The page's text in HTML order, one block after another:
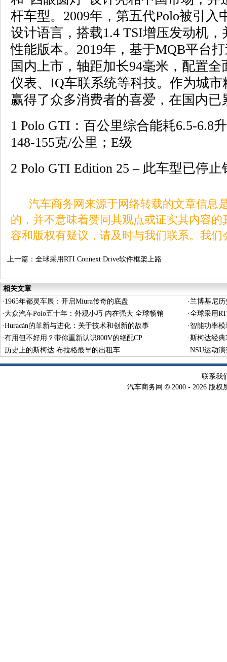
杆车型。2009年，‌第五代Polo被引
设计语言，搭载1.4 TSI增压发动机
性能版本。2019年，基于MQB平台
国内上市，轴距加长94毫米，配置
仪表、IQ车联系统等科技。作为城市
赢得了众多消费者的喜爱，在国内已
1 Polo GTI：百公里综合能耗6.5-6.8
148-155克/公里；E级
2 Polo GTI Edition 25 – 此车型已停止
汽车商务网来源于网络转载的文章信息
的，并不意味着赞同其观点或证实其内容
容和版权有疑议，请及时与我们联系。我
上一篇： 全球采用RTI Connext Drive软件框架上路
相关文章
· 1965年都灵车展：开启Miura传奇的底盘 · 兰博基尼
· 大众汽车Polo五十年：外观小巧 内在强大 全球畅销 ·全球采用
万辆
·Huracán的革新与进化：关于技术和创新的故事 ·智能功率
·有用但不好用？带你重新认识800V的绝配CP ·斯柯达经典
· 历史上的斯柯达 布拉格最早的出租车 ·NSU运动
联系我
汽车商务网 © 2000 - 2026 版权